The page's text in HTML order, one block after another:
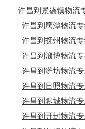
许昌到景德镇物流
许昌到鹰潭物流
许昌到抚州物流
许昌到淄博物流
许昌到潍坊物流
许昌到日照物流
许昌到聊城物流
许昌到开封物流